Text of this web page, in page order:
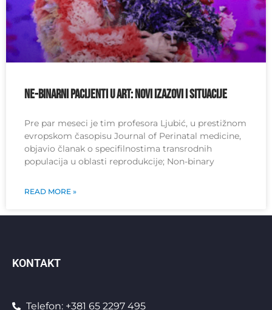
Ne-binarni pacijenti u ART: novi izazovi i situacije
Pre par meseci je tim profesora Ljubić, u prestižnom
evropskom časopisu Journal of Perinatal medicine,
objavio članak o specifilnostima transrodnih
populacija u oblasti reprodukcije; Non-binary
READ MORE »
KONTAKT
Telefon: +381 65 2297 495